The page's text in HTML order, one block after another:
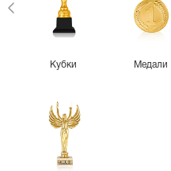
Кубки Медали